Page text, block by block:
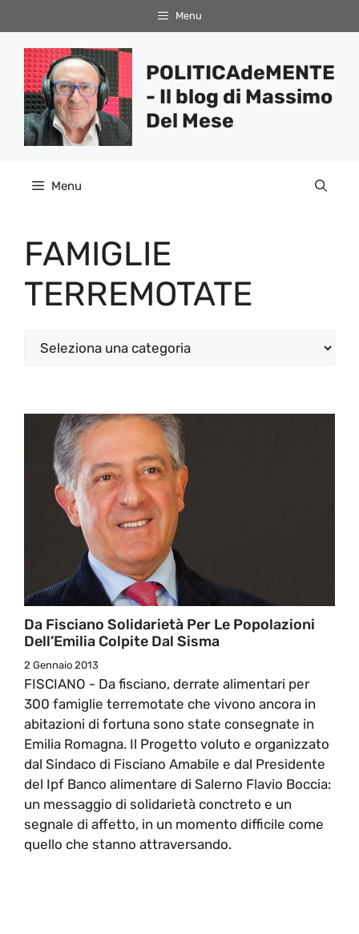
al
contenuto
Menu
POLITICAdeMENTE
- Il blog di Massimo
Del Mese
Menu
FAMIGLIE
TERREMOTATE
Categorie
Da Fisciano Solidarietà Per Le Popolazioni
Dell’Emilia Colpite Dal Sisma
2 Gennaio 2013
FISCIANO - Da fisciano, derrate alimentari per
300 famiglie terremotate che vivono ancora in
abitazioni di fortuna sono state consegnate in
Emilia Romagna. Il Progetto voluto e organizzato
dal Sindaco di Fisciano Amabile e dal Presidente
del Ipf Banco alimentare di Salerno Flavio Boccia:
un messaggio di solidarietà conctreto e un
segnale di affetto, in un momento difficile come
quello che stanno attraversando.